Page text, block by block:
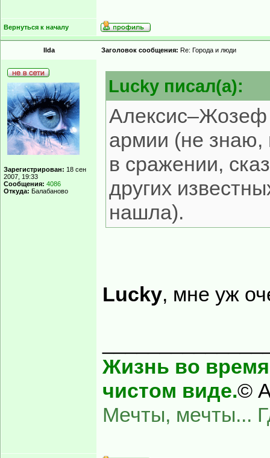
Вернуться к началу
Ilda Заголовок сообщения: Re: Города и люди
Зарегистрирован: 18 сен
2007, 19:33
Сообщения: 4086
Откуда: Балабаново
Lucky писал(а):
Алексис–Жозеф
армии (не знаю,
в сражении,
других
нашла).
Lucky, мне уж
Жизнь во время
чистом виде.©
Мечты, мечты...